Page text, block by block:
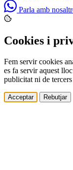
Parla amb
Cookies i
Fem servir cookies
es fa servir aquest
publicitat ni de
Acceptar Rebutjar